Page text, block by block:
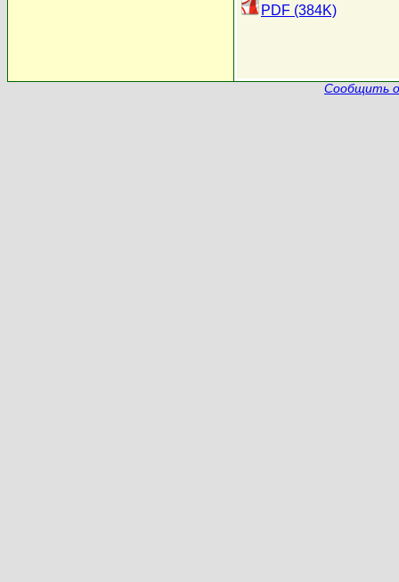
PDF (384K)
Сообщить о